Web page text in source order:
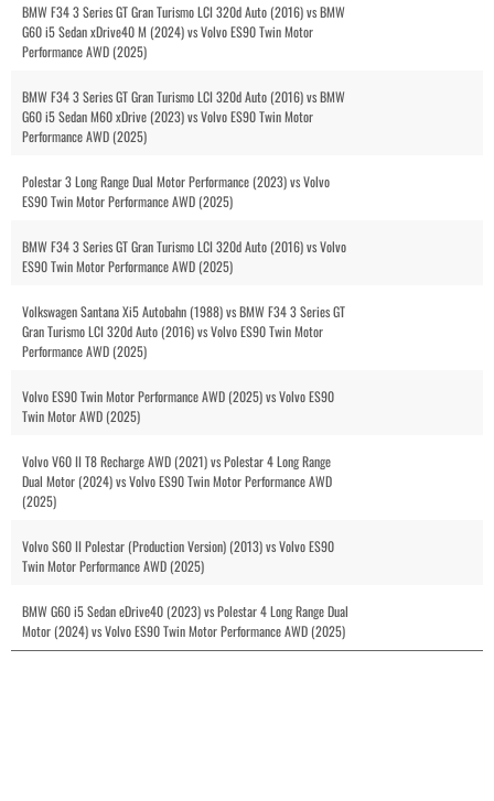
BMW F34 3 Series GT Gran Turismo LCI 320d Auto (2016) vs BMW
G60 i5 Sedan xDrive40 M (2024) vs Volvo ES90 Twin Motor
Performance AWD (2025)
BMW F34 3 Series GT Gran Turismo LCI 320d Auto (2016) vs BMW
G60 i5 Sedan M60 xDrive (2023) vs Volvo ES90 Twin Motor
Performance AWD (2025)
Polestar 3 Long Range Dual Motor Performance (2023) vs Volvo
ES90 Twin Motor Performance AWD (2025)
BMW F34 3 Series GT Gran Turismo LCI 320d Auto (2016) vs Volvo
ES90 Twin Motor Performance AWD (2025)
Volkswagen Santana Xi5 Autobahn (1988) vs BMW F34 3 Series GT
Gran Turismo LCI 320d Auto (2016) vs Volvo ES90 Twin Motor
Performance AWD (2025)
Volvo ES90 Twin Motor Performance AWD (2025) vs Volvo ES90
Twin Motor AWD (2025)
Volvo V60 II T8 Recharge AWD (2021) vs Polestar 4 Long Range
Dual Motor (2024) vs Volvo ES90 Twin Motor Performance AWD
(2025)
Volvo S60 II Polestar (Production Version) (2013) vs Volvo ES90
Twin Motor Performance AWD (2025)
BMW G60 i5 Sedan eDrive40 (2023) vs Polestar 4 Long Range Dual
Motor (2024) vs Volvo ES90 Twin Motor Performance AWD (2025)